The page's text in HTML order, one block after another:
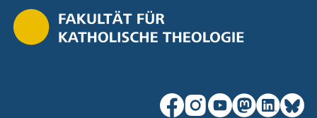
unsere Facebook-Seite
unsere Instagram-
unsere YouTube-
unsereunsere